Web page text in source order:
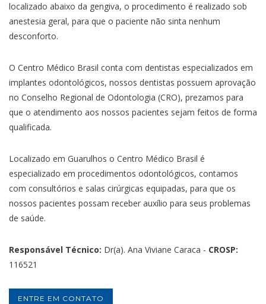
localizado abaixo da gengiva, o procedimento é realizado sob
anestesia geral, para que o paciente não sinta nenhum
desconforto.
O Centro Médico Brasil conta com dentistas especializados em
implantes odontológicos, nossos dentistas possuem aprovação
no Conselho Regional de Odontologia (CRO), prezamos para
que o atendimento aos nossos pacientes sejam feitos de forma
qualificada.
Localizado em Guarulhos o Centro Médico Brasil é
especializado em procedimentos odontológicos, contamos
com consultórios e salas cirúrgicas equipadas, para que os
nossos pacientes possam receber auxílio para seus problemas
de saúde.
Responsável Técnico: Dr(a). Ana Viviane Caraca - CROSP:
116521
ENTRE EM CONTATO